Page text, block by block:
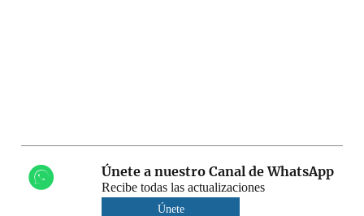
Únete a nuestro Canal de WhatsApp
Recibe todas las actualizaciones
Únete